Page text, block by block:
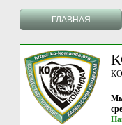
ГЛАВНАЯ
Мы